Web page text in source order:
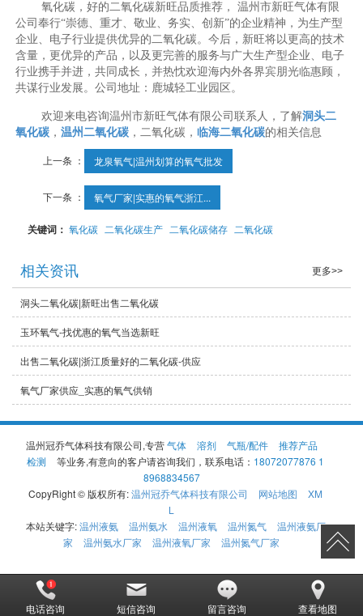
氧化碳，好的二氧化碳新旺品质推荐， 温州市新旺气体有限
公司奉行“崇德、重才、敬业、务实、创新”的企业精神，为生产型
企业、电子行业提供优异的二氧化碳。今后，新旺将以更高的技术
含量，更优异的产品，以及更完善的服务与广大生产型企业、电子
行业携手并进，共同成长，并热忱欢迎海内外各界宾朋光临惠顾，
共谋行业发展。公司地址：鹿城轻工业园区。
欢迎来电咨询温州市新旺气体有限公司联系人，了解洞头二
氧化碳 ，温州二氧化碳 ，二氧化碳， 临海二氧化碳的相关信息
上一条 ： 龙泉氧气|温州划算的氧气批发
下一条 ： 氧气厂家|实惠的氧气浙江...
关键词：氧化碳 二氧化碳生产 二氧化碳储存 二氧化碳
相关资讯 更多>>
洞头二氧化碳|新旺出售二氧化碳
玉环氧气-找优惠的氧气当选新旺
出售二氧化碳|浙江质量好的二氧化碳-供应
氧气厂家供应_实惠的氧气供销
温州冠乔气体科技有限公司,专营气体 溶剂 气瓶/配件
推荐产品
检测
等业务,有意向的客户请咨询我们，联系电话： 18072077876 1
8968834567
CopyRight © 版权所有:温州冠乔气体科技有限公司 网站地图
XM
L
本站关键字:温州液氨 温州氨水 温州液氧 温州氮气
温州液氨厂
家
温州氨水厂家 温州液氧厂家 温州氮气厂家
电话咨询 短信咨询 留言咨询 查看地图